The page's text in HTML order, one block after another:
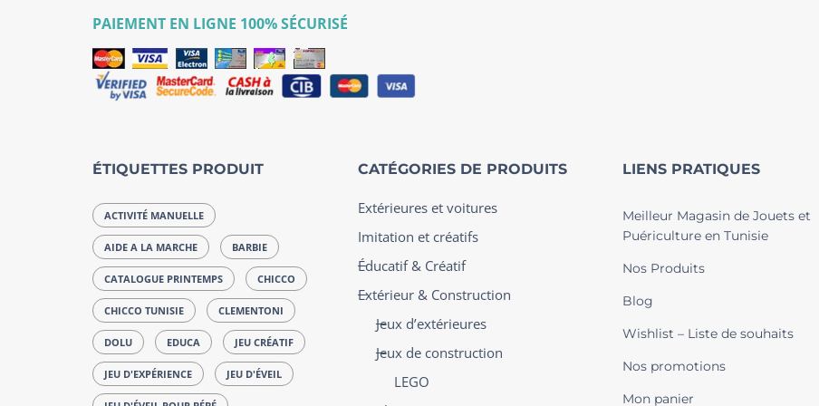
PAIEMENT EN LIGNE 100% SÉCURISÉ
ÉTIQUETTES PRODUIT
ACTIVITÉ MANUELLE
AIDE A LA MARCHE BARBIE
CATALOGUE PRINTEMPS CHICCO
CHICCO TUNISIE CLEMENTONI
DOLU EDUCA JEU CRÉATIF
JEU D'EXPÉRIENCE JEU D'ÉVEIL
CATÉGORIES DE PRODUITS
Extérieures et voitures
Imitation et créatifs
Éducatif & Créatif
Extérieur & Construction
Jeux d’extérieures
Jeux de construction
LEGO
LIENS PRATIQUES
Meilleur Magasin de Jouets et
Puériculture en Tunisie
Nos Produits
Blog
Wishlist – Liste de souhaits
Nos promotions
Mon panier